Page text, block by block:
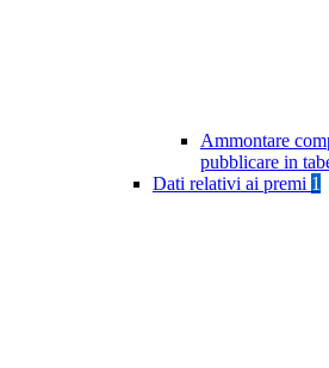
Ammontare
pubblicare in
Dati relativi ai premi 1